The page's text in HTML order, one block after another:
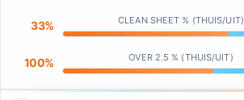
33% CLEAN SHEET % (THUIS/UIT)
100% OVER 2.5 % (THUIS/UIT)